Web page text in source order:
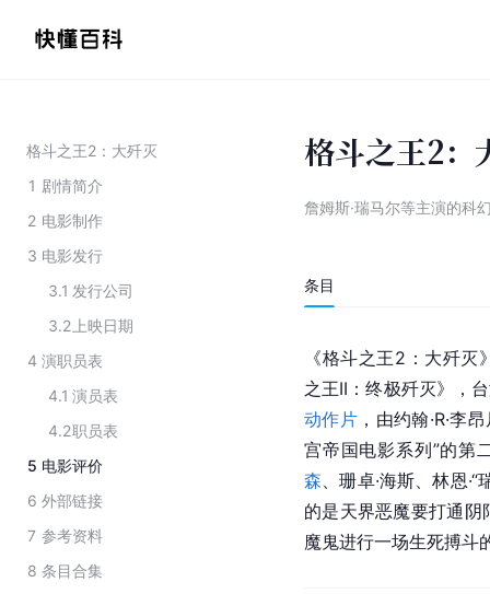
格斗之王2：大歼灭
1 剧情简介
2 电影制作
3 电影发行
3.1 发行公司
3.2 上映日期
4 演职员表
4.1 演员表
4.2职员表
5 电影评价
6 外部链接
7 参考资料
8 条目合集
格斗之王2：
詹姆斯·瑞马尔等主演的科
条目
《格斗之王2：大歼灭
之王II：终极歼灭》，
动作片 ，由约翰·R·李
宫帝国电影系列”的第
森 、珊卓·海斯、林恩
的是天界恶魔要打通
魔鬼进行一场生死搏斗